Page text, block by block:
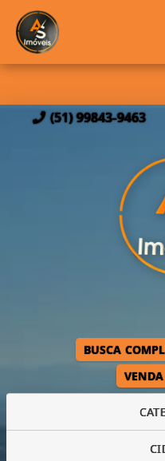
(51) 99843-9463
VENDA
BUSCA